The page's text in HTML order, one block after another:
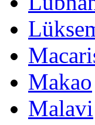
Makao
Malavi